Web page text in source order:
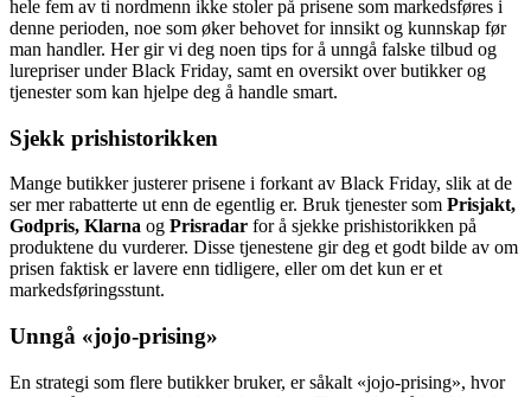
hele fem av ti nordmenn ikke stoler på prisene som markedsføres i
denne perioden, noe som øker behovet for innsikt og kunnskap før
man handler​. Her gir vi deg noen tips for å unngå falske tilbud og
lurepriser under Black Friday, samt en oversikt over butikker og
tjenester som kan hjelpe deg å handle smart.
Sjekk prishistorikken
Mange butikker justerer prisene i forkant av Black Friday, slik at de
ser mer rabatterte ut enn de egentlig er. Bruk tjenester som Prisjakt,
Godpris, Klarna og Prisradar for å sjekke prishistorikken på
produktene du vurderer. Disse tjenestene gir deg et godt bilde av om
prisen faktisk er lavere enn tidligere, eller om det kun er et
markedsføringsstunt.
Unngå «jojo-prising»
En strategi som flere butikker bruker, er såkalt «jojo-prising», hvor